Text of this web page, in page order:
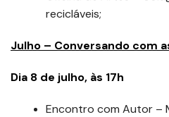
recicláveis;
Julho – Conversando com
Dia 8 de julho, às 17h
Encontro com Autor –